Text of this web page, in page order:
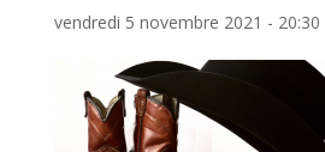
vendredi 5 novembre 2021 - 20:30